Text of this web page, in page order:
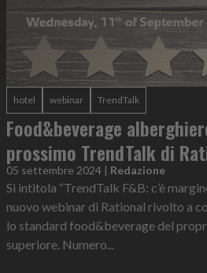
hotel webinar TrendTalk
Food&beverage
prossimo TrendTalk di
05 settembre 2024 | Redazione
Si intitola “TrendTalk F&B: c’è
nuovo webinar di Rational rivolto a
lo standard food&beverage del
superiore. Numero...